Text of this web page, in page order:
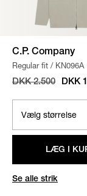
C.P. Company
Regular fit / KN096A
STRIK / SAND
DKK 2.500 DKK
LÆG I
Se alle strik